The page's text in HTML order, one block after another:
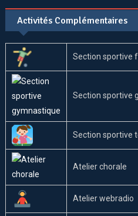
Activités Complémentaires
Section sportive
Section sportive
Section sportive
Atelier chorale
Atelier webradio